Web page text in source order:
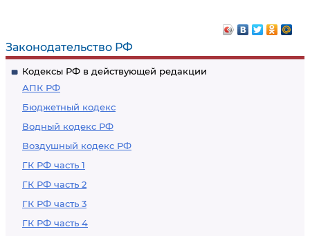
Законодательство РФ
Кодексы РФ в действующей редакции
АПК РФ
Бюджетный кодекс
Водный кодекс РФ
Воздушный кодекс РФ
ГК РФ часть 1
ГК РФ часть 2
ГК РФ часть 3
ГК РФ часть 4